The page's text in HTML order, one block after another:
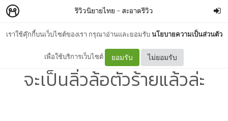
เราใช้คุ๊กกี้บนเว็บไซต์ของเรา กรุณาอ่านและยอมรับนโยบายความเป็นส่วนตัว
เพื่อใช้บริการเว็บไซต์ ยอมรับ ไม่ยอมรับ
รีวิวนิยายไทย – สะอาดรีวิว
[Fantasy] ฉันเหนื่อยจนกว่า
จะเป็นลิ่วล้อตัวร้ายแล้วล่ะ